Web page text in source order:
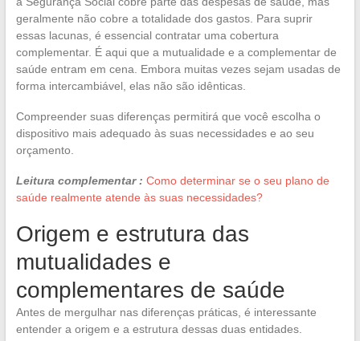
geralmente não cobre a totalidade dos gastos. Para suprir
essas lacunas, é essencial contratar uma cobertura
complementar. É aqui que a mutualidade e a complementar de
saúde entram em cena. Embora muitas vezes sejam usadas de
forma intercambiável, elas não são idênticas.
Compreender suas diferenças permitirá que você escolha o
dispositivo mais adequado às suas necessidades e ao seu
orçamento.
Leitura complementar : Como determinar se o seu plano de
saúde realmente atende às suas necessidades?
Origem e estrutura das
mutualidades e
complementares de saúde
Antes de mergulhar nas diferenças práticas, é interessante
entender a origem e a estrutura dessas duas entidades.